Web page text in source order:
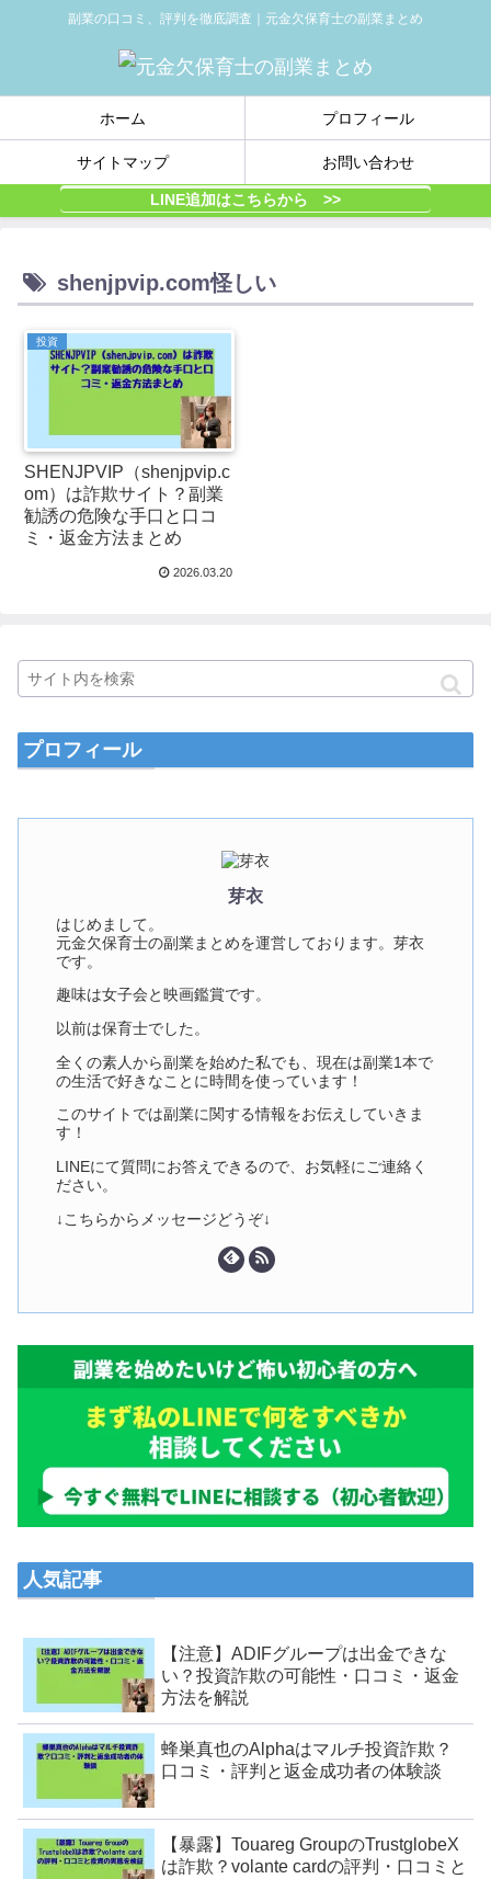
副業の口コミ、評判を徹底調査｜元金欠保育士の副業まとめ
ホーム プロフィール
サイトマップ お問い合わせ
LINE追加はこちらから >>
shenjpvip.com怪しい
投資
SHENJPVIP（shenjpvip.c
om）は詐欺サイト？副業
勧誘の危険な手口と口コ
ミ・返金方法まとめ
2026.03.20
プロフィール
芽衣
はじめまして。
元金欠保育士の副業まとめを運営しております。芽衣
です。
趣味は女子会と映画鑑賞です。
以前は保育士でした。
全くの素人から副業を始めた私でも、現在は副業1本で
の生活で好きなことに時間を使っています！
このサイトでは副業に関する情報をお伝えしていきま
す！
LINEにて質問にお答えできるので、お気軽にご連絡く
ださい。
↓こちらからメッセージどうぞ↓
人気記事
【注意】ADIFグループは出金できな
い？投資詐欺の可能性・口コミ・返金
方法を解説
蜂巣真也のAlphaはマルチ投資詐欺？
口コミ・評判と返金成功者の体験談
【暴露】Touareg GroupのTrustglobeX
は詐欺？volante cardの評判・口コミと